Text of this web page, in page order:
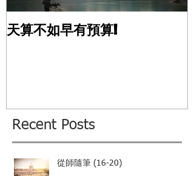
天算不如早有預算!
Recent Posts
從師隨筆 (16-20)